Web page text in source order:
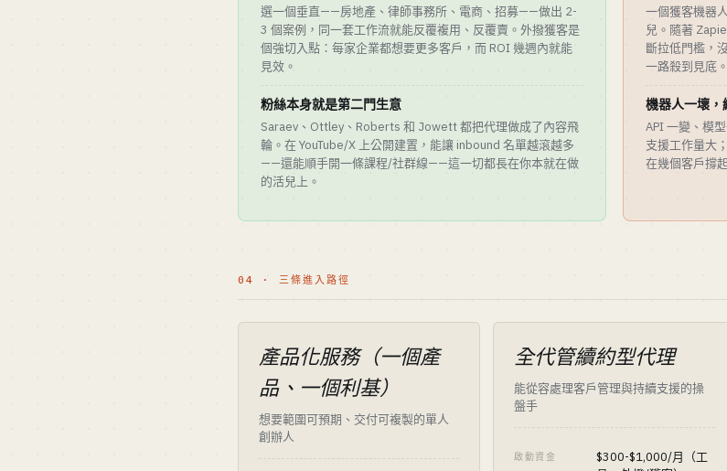
選一個垂直——房地產、律師事務所、電商、招募——做出 2-
3 個案例，同一套工作流就能反覆複用、反覆賣。外撥獲客是
個強切入點：每家企業都想要更多客戶，而 ROI 幾週內就能
見效。
粉絲本身就是第二門生意
Saraev、Ottley、Roberts 和 Jowett 都把代理做成了內容飛
輪。在 YouTube/X 上公開建置，能讓 inbound 名單越滾越多
——還能順手開一條課程/社群線——這一切都長在你本就在做
的活兒上。
一個獲客機器
兒。隨著
斷拉低門檻，
一路殺到見底
機器人一壞，
API 一變、模
支援工作量大
在幾個客戶撐
04 · 三條進入路徑
產品化服務（一個產
品、一個利基）
想要範圍可預期、交付可複製的單人
創辦人
全代管續約型代理
能從容處理客戶管理與持續支援的操
盤手
啟動資金
$300-$1,000/月（工